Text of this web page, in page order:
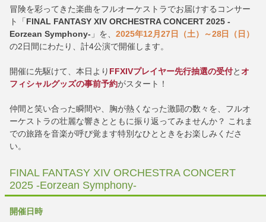
冒険を彩ってきた楽曲をフルオーケストラでお届けするコンサー
ト「 FINAL FANTASY XIV ORCHESTRA CONCERT 2025 -
Eorzean Symphony- 」を、 2025年12月27日（土）～28日（日）
の2日間にわたり、計4公演で開催します。
開催に先駆けて、本日より FFXIVプレイヤー先行抽選の受付とオ
フィシャルグッズの事前予約がスタート！
仲間と笑い合った瞬間や、胸が熱くなった激闘の数々を、フルオ
ーケストラの壮麗な響きとともに振り返ってみませんか？ これま
での旅路を音楽が呼び覚ます特別なひとときをお楽しみくださ
い。
FINAL FANTASY XIV ORCHESTRA CONCERT
2025 -Eorzean Symphony-
開催日時